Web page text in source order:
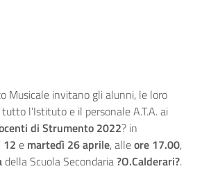
Musicale invitano gli alunni, le loro
l’Istituto e il personale A.T.A. ai
di Strumento 2022? in
12 e martedì 26 aprile, alleore 17.00,
della Scuola Secondaria?O.Calderari?.